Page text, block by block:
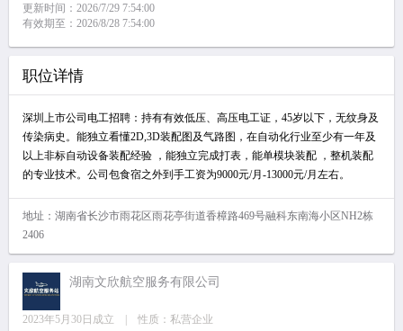
更新时间：2026/7/29 7:54:00
有效期至：2026/8/28 7:54:00
职位详情
深圳上市公司电工招聘：持有有效低压、高压电工证，45岁以下，无纹身及
传染病史。能独立看懂2D,3D装配图及气路图，在自动化行业至少有一年及
以上非标自动设备装配经验 ，能独立完成打表，能单模块装配 ，整机装配
的专业技术。公司包食宿之外到手工资为9000元/月-13000元/月左右。
地址：湖南省长沙市雨花区雨花亭街道香樟路469号融科东南海小区NH2栋
2406
湖南文欣航空服务有限公司
2023年5月30日成立 | 性质：私营企业